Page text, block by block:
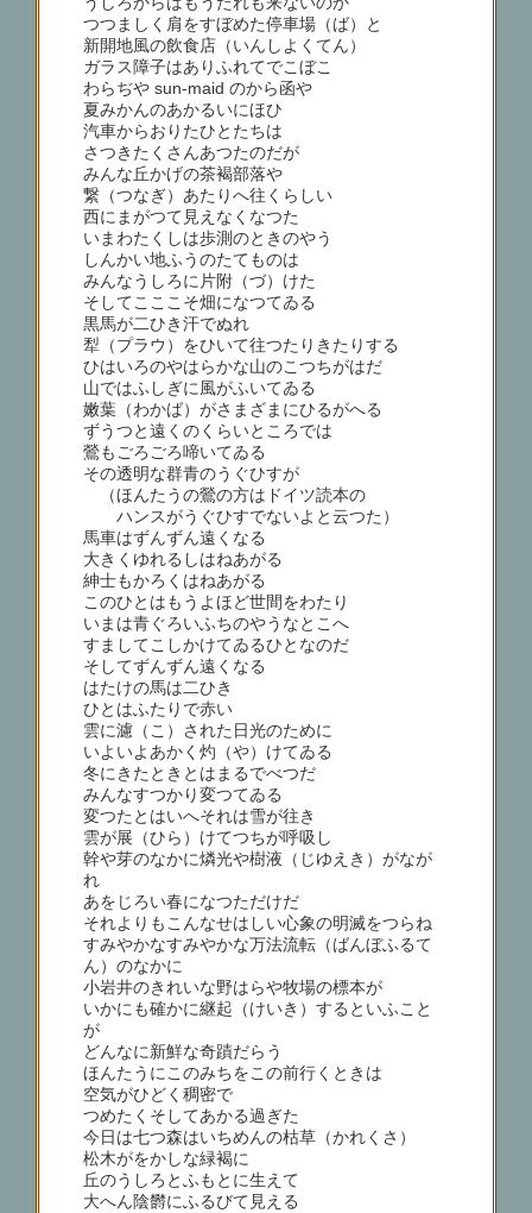
つつましく肩をすぼめた停車場（ば）と
新開地風の飲食店（いんしよくてん）
ガラス障子はありふれてでこぼこ
わらぢや sun-maid のから函や
夏みかんのあかるいにほひ
汽車からおりたひとたちは
さつきたくさんあつたのだが
みんな丘かげの茶褐部落や
繋（つなぎ）あたりへ往くらしい
西にまがつて見えなくなつた
いまわたくしは歩測のときのやう
しんかい地ふうのたてものは
みんなうしろに片附（づ）けた
そしてこここそ畑になつてゐる
黒馬が二ひき汗でぬれ
犁（プラウ）をひいて往つたりきたりする
ひはいろのやはらかな山のこつちがはだ
山ではふしぎに風がふいてゐる
嫩葉（わかば）がさまざまにひるがへる
ずうつと遠くのくらいところでは
鶯もごろごろ啼いてゐる
その透明な群青のうぐひすが
（ほんたうの鶯の方はドイツ読本の
ハンスがうぐひすでないよと云つた）
馬車はずんずん遠くなる
大きくゆれるしはねあがる
紳士もかろくはねあがる
このひとはもうよほど世間をわたり
いまは青ぐろいふちのやうなとこへ
すましてこしかけてゐるひとなのだ
そしてずんずん遠くなる
はたけの馬は二ひき
ひとはふたりで赤い
雲に濾（こ）された日光のために
いよいよあかく灼（や）けてゐる
冬にきたときとはまるでべつだ
みんなすつかり変つてゐる
変つたとはいへそれは雪が往き
雲が展（ひら）けてつちが呼吸し
幹や芽のなかに燐光や樹液（じゆえき）がなが
れ
あをじろい春になつただけだ
それよりもこんなせはしい心象の明滅をつらね
すみやかなすみやかな万法流転（ばんぼふるて
ん）のなかに
小岩井のきれいな野はらや牧場の標本が
いかにも確かに継起（けいき）するといふこと
が
どんなに新鮮な奇蹟だらう
ほんたうにこのみちをこの前行くときは
空気がひどく稠密で
つめたくそしてあかる過ぎた
今日は七つ森はいちめんの枯草（かれくさ）
松木がをかしな緑褐に
丘のうしろとふもとに生えて
大へん陰欝にふるびて見える